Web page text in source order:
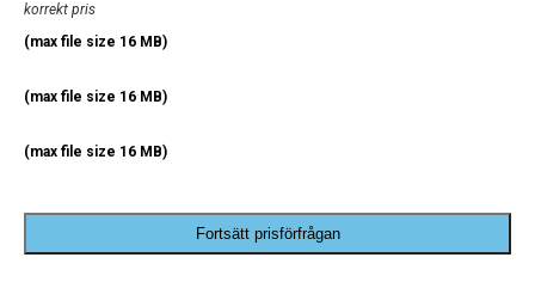
korrekt pris
(max file size 16 MB)
(max file size 16 MB)
(max file size 16 MB)
Fortsätt prisförfrågan